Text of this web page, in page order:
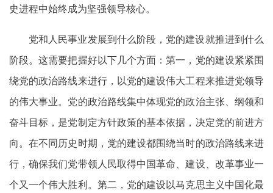
史进程中始终成为坚强领导核心。
党和人民事业发展到什么阶段，党的建设就推进到什么
阶段。这需要把握好以下几个方面：第一，党的建设紧紧围
绕党的政治路线来进行，以党的建设伟大工程来推进党领导
的伟大事业。党的政治路线集中体现党的政治主张、纲领和
奋斗目标，是党制定方针政策的基本依据，决定党的前进方
向。在不同历史时期，党的建设都围绕当时的政治路线来进
行，确保我们党带领人民取得中国革命、建设、改革事业一
个又一个伟大胜利。第二，党的建设以马克思主义中国化最